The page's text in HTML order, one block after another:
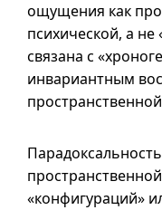
ощущения как
психической, а не
связана с
инвариантным
«конфигураций»